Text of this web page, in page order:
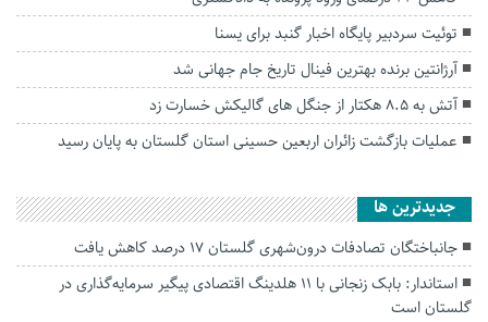
توئیت سردبیر پایگاه اخبار گنبد برای یسنا
آرژانتین برنده بهترین فینال تاریخ جام جهانی شد
آتش به ۸.۵ هکتار از جنگل های گالیکش خسارت زد
عملیات بازگشت زائران اربعین حسینی استان گلستان به پایان رسید
جديدترين ها
جانباختگان تصادفات درون‌شهری گلستان ۱۷ درصد کاهش یافت
استاندار: بابک زنجانی با ۱۱ هلدینگ اقتصادی پیگیر سرمایه‌گذاری در
گلستان است